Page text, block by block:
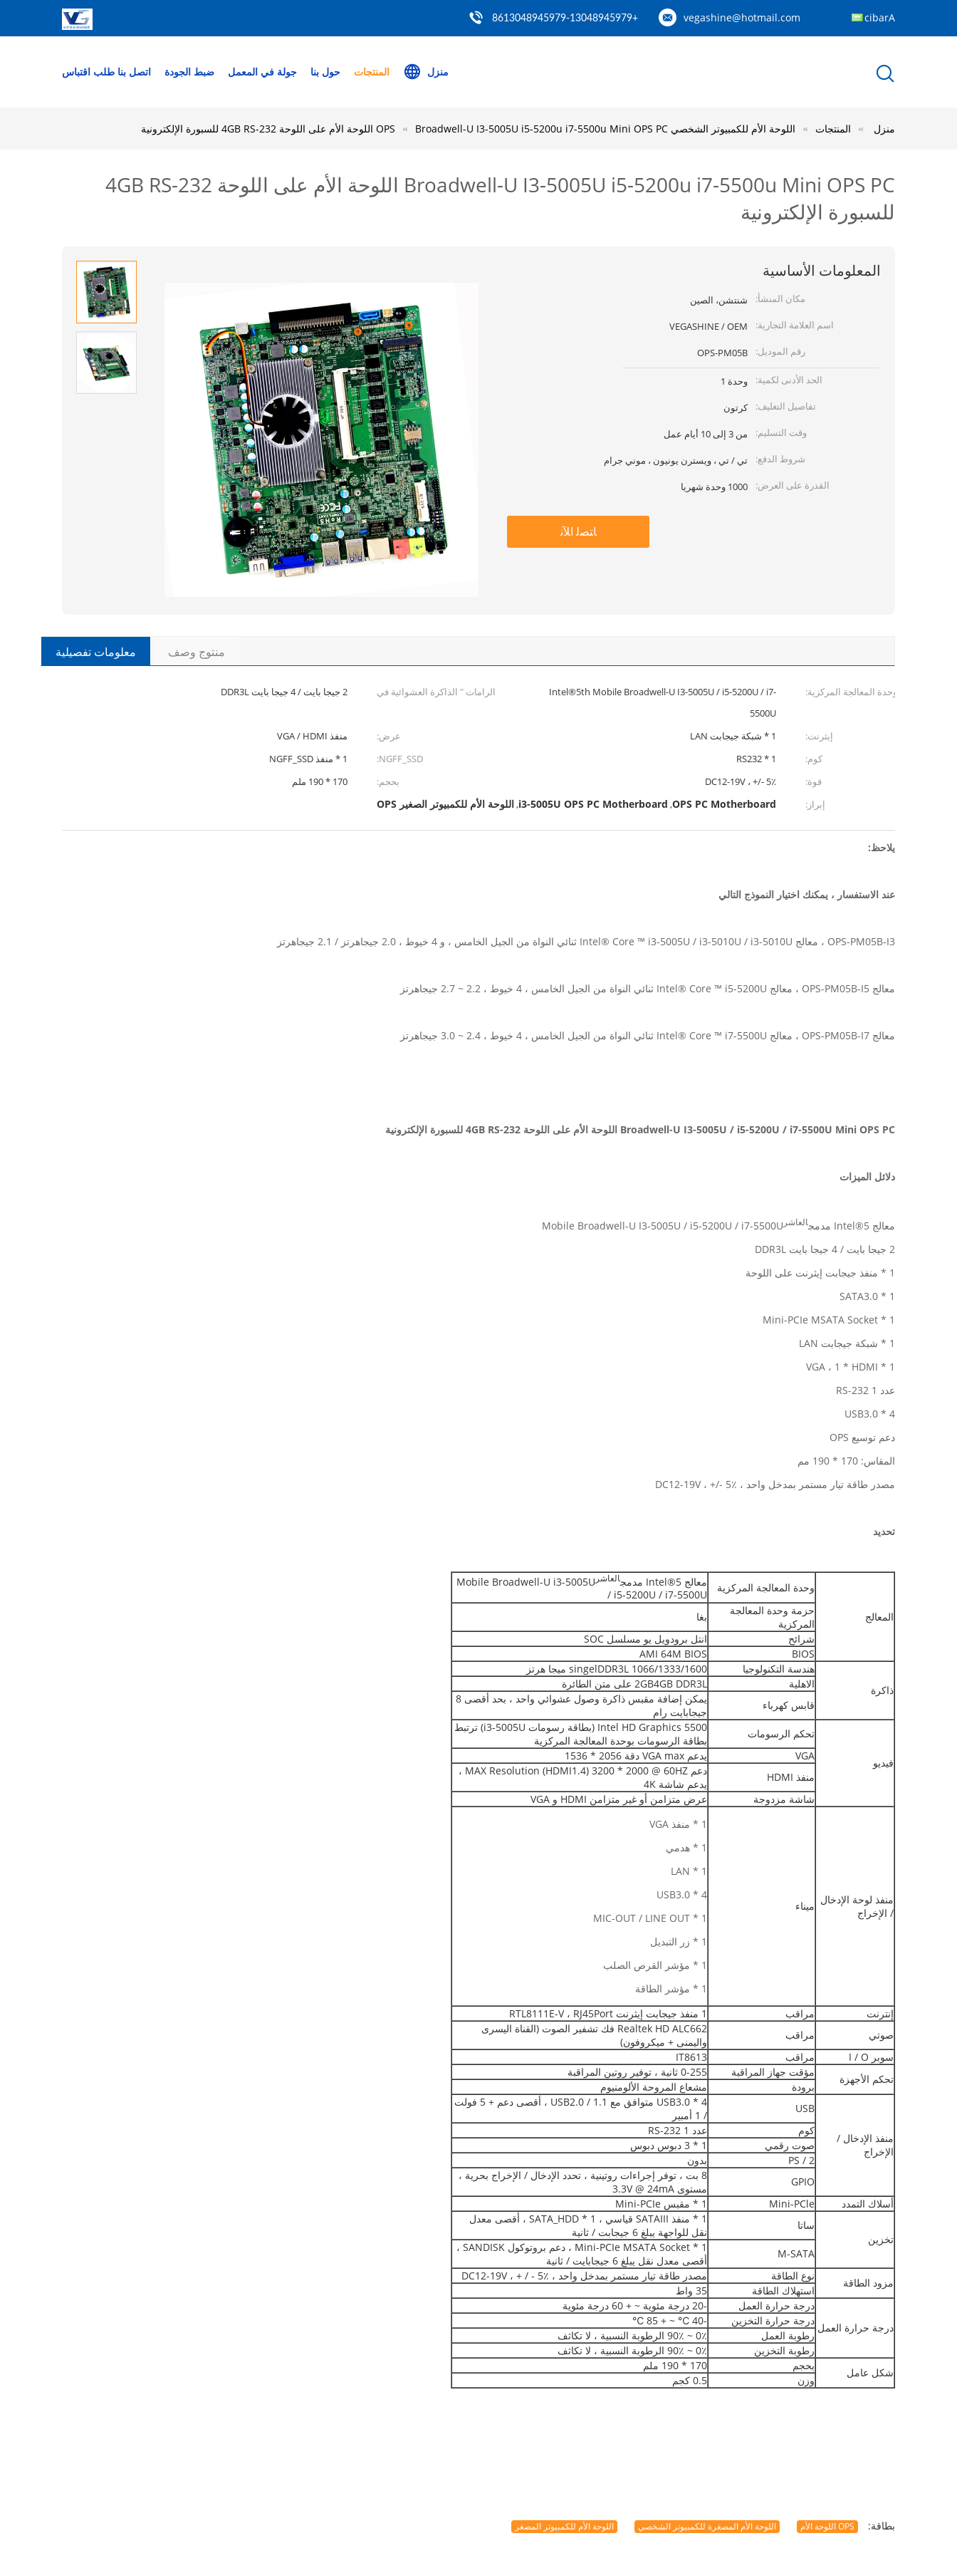
vegashine@hotmail.com
+8613048945979-13048945979 Arabic
منزل المنتجات حول بنا جولة في المعمل ضبط الجودة اتصل بنا طلب اقتباس
منزل المنتجات اللوحة الأم للكمبيوتر الشخصي OPS Broadwell-U I3-5005U i5-5200u i7-5500u Mini OPS PC اللوحة الأم على اللوحة 4GB RS-232 للسبورة الإلكترونية
Broadwell-U I3-5005U i5-5200u i7-5500u Mini OPS PC اللوحة الأم على اللوحة 4GB RS-232
للسبورة الإلكترونية
المعلومات الأساسية
مكان المنشأ:
شنتشن، الصين
اسم العلامة التجارية:
VEGASHINE / OEM
رقم الموديل:
OPS-PM05B
الحد الأدنى لكمية:
وحدة 1
تفاصيل التغليف:
كرتون
وقت التسليم:
من 3 إلى 10 أيام عمل
شروط الدفع:
تي / تي ، ويسترن يونيون ، موني جرام
القدرة على العرض:
1000 وحدة شهريا
ﺎﺘﺼﻟ ﺍﻶﻧ
معلومات تفصيلية منتوج وصف
وحدة المعالجة المركزية:
Intel®5th Mobile Broadwell-U I3-5005U / i5-5200U / i7-
5500U
الرامات " الذاكرة العشوائية في
2 جيجا بايت / 4 جيجا بايت DDR3L
إيثرنت: 1 * شبكة جيجابت LAN عرض:
منفذ VGA / HDMI
كوم:
1 * RS232
NGFF_SSD:
1 * منفذ NGFF_SSD
قوة:
DC12-19V ، +/- 5٪ بحجم:
170 * 190 ملم
إبراز:
OPS PC Motherboard
,
i3-5005U OPS PC Motherboard
,اللوحة الأم للكمبيوتر الصغير OPS
يلاحظ:
عند الاستفسار ، يمكنك اختيار النموذج التالي
OPS-PM05B-I3 ، معالج Intel® Core ™ i3-5005U / i3-5010U / i3-5010U ثنائي النواة من الجيل الخامس ، و 4 خيوط ، 2.0 جيجاهرتز / 2.1 جيجاهرتز
معالج OPS-PM05B-I5 ، معالج Intel® Core ™ i5-5200U ثنائي النواة من الجيل الخامس ، 4 خيوط ، 2.2 ~ 2.7 جيجاهرتز
معالج OPS-PM05B-I7 ، معالج Intel® Core ™ i7-5500U ثنائي النواة من الجيل الخامس ، 4 خيوط ، 2.4 ~ 3.0 جيجاهرتز
Broadwell-U I3-5005U / i5-5200U / i7-5500U Mini OPS PC اللوحة الأم على اللوحة 4GB RS-232 للسبورة الإلكترونية
دلائل الميزات
معالج Intel®5 مدمج العاشر Mobile Broadwell-U I3-5005U / i5-5200U / i7-5500U
2 جيجا بايت / 4 جيجا بايت DDR3L
1 * منفذ جيجابت إيثرنت على اللوحة
1 * SATA3.0
1 * Mini-PCIe MSATA Socket
1 * شبكة جيجابت LAN
1 * VGA ، 1 * HDMI
عدد 1 RS-232
4 * USB3.0
دعم توسيع OPS
المقاس: 170 * 190 مم
مصدر طاقة تيار مستمر بمدخل واحد ، DC12-19V ، +/- 5٪
تحديد
المعالج
وحدة المعالجة المركزية معالج Intel®5 مدمج العاشر Mobile Broadwell-U i3-5005U
/ i5-5200U / i7-5500U
حزمة وحدة المعالجة
المركزية
بغا
شرائح
انتل برودويل يو مسلسل SOC
BIOS
AMI 64M BIOS
ذاكرة
هندسة التكنولوجيا
singelDDR3L 1066/1333/1600 ميجا هرتز
الاهلية
2GB4GB DDR3L على متن الطائرة
قابس كهرباء
يمكن إضافة مقبس ذاكرة وصول عشوائي واحد ، بحد أقصى 8
جيجابايت رام
فيديو
تحكم الرسومات
Intel HD Graphics 5500 (بطاقة رسومات i3-5005U) ترتبط
بطاقة الرسومات بوحدة المعالجة المركزية
VGA
يدعم VGA max دقة 2056 * 1536
منفذ HDMI
دعم MAX Resolution (HDMI1.4) 3200 * 2000 @ 60HZ ،
يدعم شاشة 4K
شاشة مزدوجة
عرض متزامن أو غير متزامن HDMI و VGA
منفذ لوحة الإدخال
/ الإخراج
ميناء
1 * منفذ VGA
1 * هدمي
1 * LAN
4 * USB3.0
1 * MIC-OUT / LINE OUT
1 * زر التبديل
1 * مؤشر القرص الصلب
1 * مؤشر الطاقة
إنترنت
مراقب
1 منفذ جيجابت إيثرنت RTL8111E-V ، RJ45Port
صوتي
مراقب
Realtek HD ALC662 فك تشفير الصوت (القناة اليسرى
واليمنى + ميكروفون)
سوبر I / O
مراقب
IT8613
تحكم الأجهزة
مؤقت جهاز المراقبة
0-255 ثانية ، توفير روتين المراقبة
برودة
مشعاع المروحة الألومنيوم
منفذ الإدخال /
الإخراج
USB
4 * USB3.0 متوافق مع USB2.0 / 1.1 ، أقصى دعم + 5 فولت
/ 1 أمبير
كوم
عدد 1 RS-232
صوت رقمي
1 * 3 دبوس دبوس
PS / 2
بدون
GPIO
8 بت ، توفر إجراءات روتينية ، تحدد الإدخال / الإخراج بحرية ،
مستوى 3.3V @ 24mA
أسلاك التمدد
Mini-PCle 1 * مقبس Mini-PCIe
تخزين
ساتا
1 * منفذ SATAIII قياسي ، 1 * SATA_HDD ، أقصى معدل
نقل للواجهة يبلغ 6 جيجابت / ثانية
M-SATA
1 * Mini-PCIe MSATA Socket ، دعم بروتوكول SANDISK ،
أقصى معدل نقل يبلغ 6 جيجابايت / ثانية
مزود الطاقة
نوع الطاقة
مصدر طاقة تيار مستمر بمدخل واحد ، DC12-19V ، + / - 5٪
استهلاك الطاقة
35 واط
درجة حرارة العمل
درجة حرارة العمل
-20 درجة مئوية ~ + 60 درجة مئوية
درجة حرارة التخزين
-40 ℃ ~ + 85 ℃
رطوبة العمل
0٪ ~ 90٪ الرطوبة النسبية ، لا تكاثف
رطوبة التخزين
0٪ ~ 90٪ الرطوبة النسبية ، لا تكاثف
شكل عامل
بحجم
170 * 190 ملم
وزن
0.5 كجم
بطاقة: OPS اللوحة الأم اللوحة الأم المصغرة للكمبيوتر الشخصي اللوحة الأم للكمبيوتر المصغر